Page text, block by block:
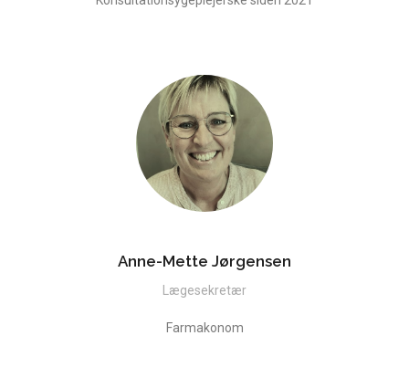
Anne-Mette Jørgensen
Lægesekretær
Farmakonom